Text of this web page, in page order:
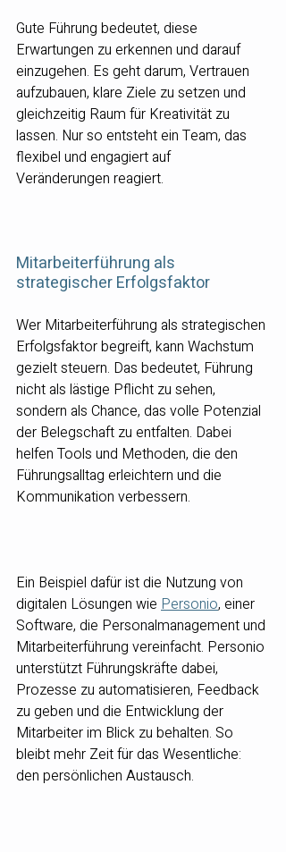
Gute Führung bedeutet, diese
Erwartungen zu erkennen und darauf
einzugehen. Es geht darum, Vertrauen
aufzubauen, klare Ziele zu setzen und
gleichzeitig Raum für Kreativität zu
lassen. Nur so entsteht ein Team, das
flexibel und engagiert auf
Veränderungen reagiert.
Mitarbeiterführung als
strategischer Erfolgsfaktor
Wer Mitarbeiterführung als strategischen
Erfolgsfaktor begreift, kann Wachstum
gezielt steuern. Das bedeutet, Führung
nicht als lästige Pflicht zu sehen,
sondern als Chance, das volle Potenzial
der Belegschaft zu entfalten. Dabei
helfen Tools und Methoden, die den
Führungsalltag erleichtern und die
Kommunikation verbessern.
Ein Beispiel dafür ist die Nutzung von
digitalen Lösungen wie Personio, einer
Software, die Personalmanagement und
Mitarbeiterführung vereinfacht. Personio
unterstützt Führungskräfte dabei,
Prozesse zu automatisieren, Feedback
zu geben und die Entwicklung der
Mitarbeiter im Blick zu behalten. So
bleibt mehr Zeit für das Wesentliche:
den persönlichen Austausch.